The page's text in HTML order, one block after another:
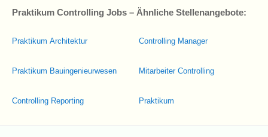
Praktikum Controlling Jobs – Ähnliche Stellenangebote:
Praktikum Architektur
Praktikum Bauingenieurwesen
Controlling Reporting
Controlling Manager
Mitarbeiter Controlling
Praktikum